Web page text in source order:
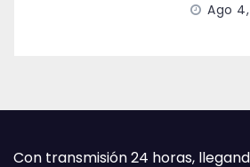
Ago
Con transmisión 24 horas,